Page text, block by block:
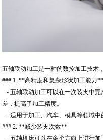
五轴联动加工是一种的数控加工技术
### 1. **高精度和复杂形状加工能力**
- 五轴联动加工可以在一次装夹中
差，提高了加工精度。
- 适用于加工、汽车、模具等领域中
### 2. **减少装夹次数**